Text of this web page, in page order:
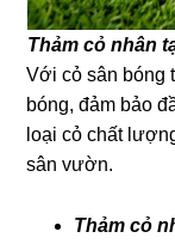
Thảm cỏ nhân
Với cỏ sân bóng
bóng, đảm bảo
loại cỏ chất
sân vườn.
Thảm cỏ